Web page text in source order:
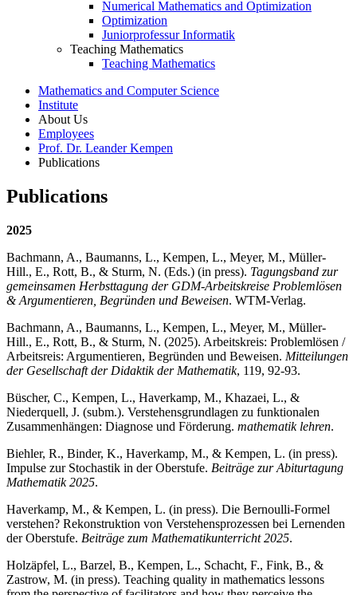
Numerical Mathematics and Optimization
Optimization
Juniorprofessur Informatik
Teaching Mathematics
Teaching Mathematics
Mathematics and Computer Science
Institute
About Us
Employees
Prof. Dr. Leander Kempen
Publications
Publications
2025
Bachmann, A., Baumanns, L., Kempen, L., Meyer, M., Müller-
Hill., E., Rott, B., & Sturm, N. (Eds.) (in press). Tagungsband zur
gemeinsamen Herbsttagung der GDM-Arbeitskreise Problemlösen
& Argumentieren, Begründen und Beweisen. WTM-Verlag.
Bachmann, A., Baumanns, L., Kempen, L., Meyer, M., Müller-
Hill., E., Rott, B., & Sturm, N. (2025). Arbeitskreis: Problemlösen /
Arbeitsreis: Argumentieren, Begründen und Beweisen. Mitteilungen
der Gesellschaft der Didaktik der Mathematik, 119, 92-93.
Büscher, C., Kempen, L., Haverkamp, M., Khazaei, L., &
Niederquell, J. (subm.). Verstehensgrundlagen zu funktionalen
Zusammenhängen: Diagnose und Förderung. mathematik lehren.
Biehler, R., Binder, K., Haverkamp, M., & Kempen, L. (in press).
Impulse zur Stochastik in der Oberstufe. Beiträge zur Abiturtagung
Mathematik 2025.
Haverkamp, M., & Kempen, L. (in press). Die Bernoulli-Formel
verstehen? Rekonstruktion von Verstehensprozessen bei Lernenden
der Oberstufe. Beiträge zum Mathematikunterricht 2025.
Holzäpfel, L., Barzel, B., Kempen, L., Schacht, F., Fink, B., &
Zastrow, M. (in press). Teaching quality in mathematics lessons